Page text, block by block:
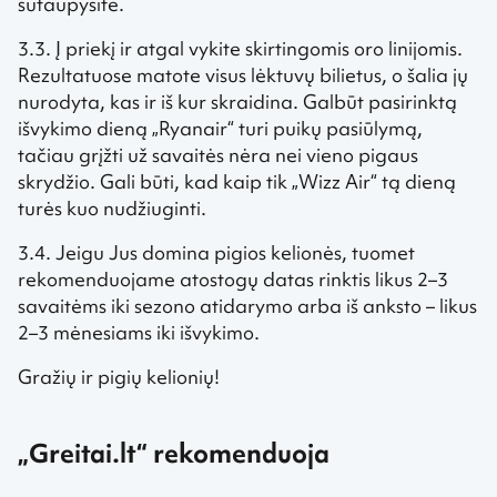
3.3. Į priekį ir atgal vykite skirtingomis oro linijomis.
Rezultatuose matote visus lėktuvų bilietus, o šalia jų
nurodyta, kas ir iš kur skraidina. Galbūt pasirinktą
išvykimo dieną „Ryanair“ turi puikų pasiūlymą,
tačiau grįžti už savaitės nėra nei vieno pigaus
skrydžio. Gali būti, kad kaip tik „Wizz Air“ tą dieną
turės kuo nudžiuginti.
3.4. Jeigu Jus domina pigios kelionės, tuomet
rekomenduojame atostogų datas rinktis likus 2–3
savaitėms iki sezono atidarymo arba iš anksto – likus
2–3 mėnesiams iki išvykimo.
Gražių ir pigių kelionių!
„Greitai.lt“ rekomenduoja